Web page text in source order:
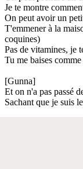
Je te montre
On peut avoir un
T'emmener à la
coquines)
Pas de vitamines, je
Tu me baises
[Gunna]
Et on n'a pas passé
Sachant que je suis